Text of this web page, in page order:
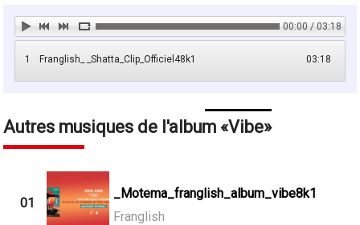
00:00 / 03:18
1 03:18
Franglish_ _Shatta_Clip_Officiel48k1
Autres musiques de l'album Vibe
01
_Motema_franglish_album_vibe8k1
Franglish